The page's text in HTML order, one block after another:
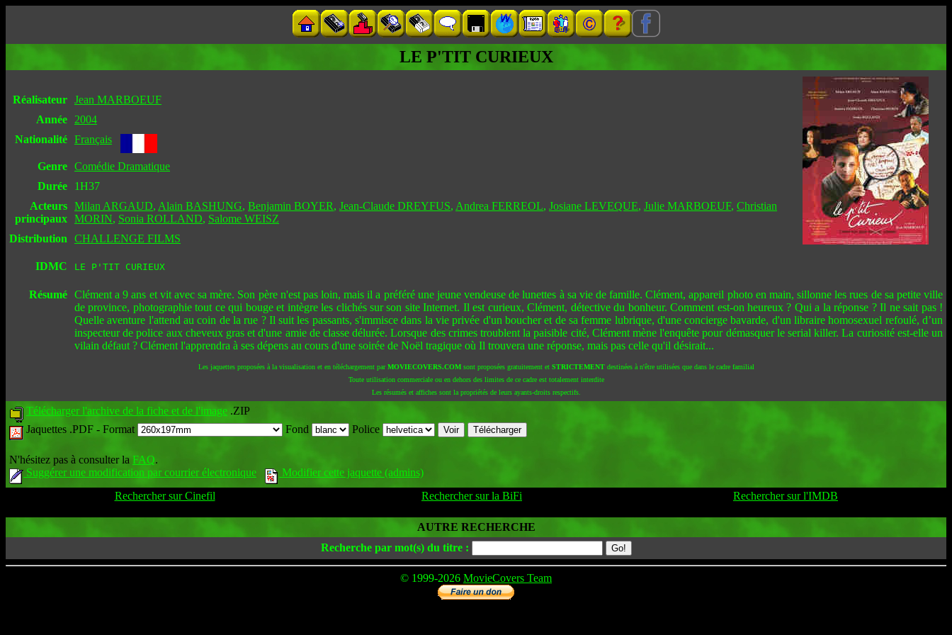
LE P'TIT CURIEUX
Réalisateur Jean MARBOEUF
Année
2004
Nationalité Français
Genre Comédie Dramatique
Durée
1H37
Acteurs
principaux
Milan ARGAUD, Alain BASHUNG, Benjamin BOYER, Jean-Claude DREYFUS, Andrea FERREOL, Josiane LEVEQUE, Julie MARBOEUF, Christian
MORIN, Sonia ROLLAND, Salome WEISZ
Distribution
CHALLENGE FILMS
IDMC LE P'TIT CURIEUX
Résumé Clément a 9 ans et vit avec sa mère. Son père n'est pas loin, mais il a préféré une jeune vendeuse de lunettes à sa vie de famille. Clément, appareil photo en main, sillonne les rues de sa petite ville
de province, photographie tout ce qui bouge et intègre les clichés sur son site Internet. Il est curieux, Clément, détective du bonheur. Comment est-on heureux ? Qui a la réponse ? Il ne sait pas !
Quelle aventure l'attend au coin de la rue ? Il suit les passants, s'immisce dans la vie privée d'un boucher et de sa femme lubrique, d'une concierge bavarde, d'un libraire homosexuel refoulé, d’un
inspecteur de police aux cheveux gras et d'une amie de classe délurée. Lorsque des crimes troublent la paisible cité, Clément mène l'enquête pour démasquer le serial killer. La curiosité est-elle un
vilain défaut ? Clément l'apprendra à ses dépens au cours d'une soirée de Noël tragique où Il trouvera une réponse, mais pas celle qu'il désirait...
Les jaquettes proposées à la visualisation et en téléchargement parMOVIECOVERS.COMsont proposées gratuitement et STRICTEMENTdestinées à n'être utilisées que dans le cadre familial
Toute utilisation commerciale ou en dehors des limites de ce cadre est totalement interdite
Les résumés et affiches sont la propriétés de leurs ayants-droits respectifs.
Télécharger l'archive de la fiche et de l'image .ZIP
Jaquettes .PDF - Format Fond Police
N'hésitez pas à consulter la FAQ.
Suggérer une modification par courrier électronique
Modifier cette jaquette (admins)
Rechercher sur Cinefil
Rechercher sur la BiFi Rechercher sur l'IMDB
AUTRE RECHERCHE
Recherche par mot(s) du titre :
© 1999-2026 MovieCovers Team